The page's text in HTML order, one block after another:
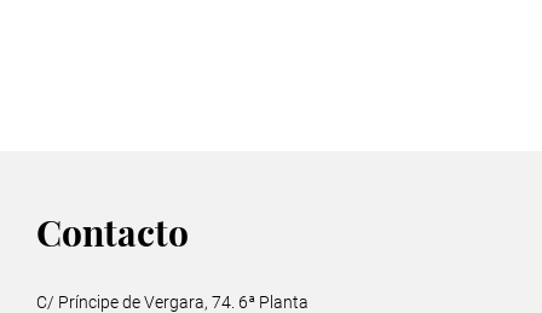
Contacto
C/ Príncipe de Vergara, 74. 6ª Planta